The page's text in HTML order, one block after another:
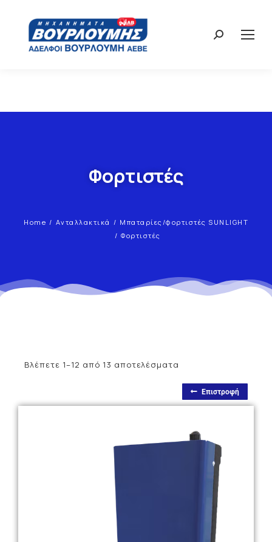
Φορτιστές
You are here:
Home Ανταλλακτικά
Μπαταρίες/φορτιστές SUNLIGHT
Φορτιστές
Βλέπετε 1–12 από 13 αποτελέσματα
Επιστροφή